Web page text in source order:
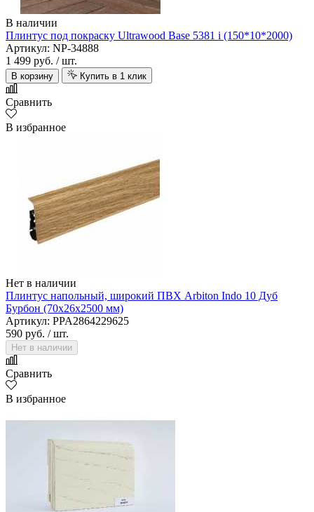
В наличии
Плинтус под покраску Ultrawood Base 5381 i (150*10*2000)
Артикул: NP-34888
1 499 руб. / шт.
В корзину Купить в 1 клик
Сравнить
В избранное
Нет в наличии
Плинтус напольный, широкий ПВХ Arbiton Indo 10 Дуб
Бурбон (70х26х2500 мм)
Артикул: PPA2864229625
590 руб. / шт.
Нет в наличии
Сравнить
В избранное